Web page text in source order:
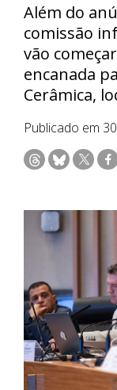
Além do
comissão
vão
encanada
Cerâmica,
Publicado em